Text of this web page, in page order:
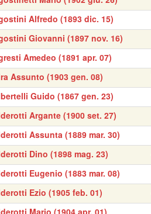
Alfredo (1893 dic. 15)
Giovanni (1897 nov. 16)
Amedeo (1891 apr. 07)
Assunto (1903 gen. 08)
Guido (1867 gen. 23)
Argante (1900 set. 27)
Assunta (1889 mar. 30)
Dino (1898 mag. 23)
Eugenio (1883 mar. 08)
Ezio (1905 feb. 01)